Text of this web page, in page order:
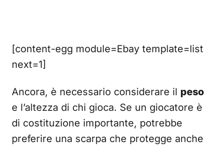
[content-egg module=Ebay template=list
next=1]
Ancora, è necessario considerare il peso
e l’altezza di chi gioca. Se un giocatore è
di costituzione importante, potrebbe
preferire una scarpa che protegge anche